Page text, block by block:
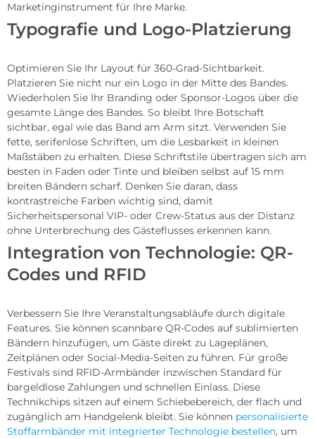
Marketinginstrument für Ihre Marke.
Typografie und Logo-Platzierung
Optimieren Sie Ihr Layout für 360-Grad-Sichtbarkeit.
Platzieren Sie nicht nur ein Logo in der Mitte des Bandes.
Wiederholen Sie Ihr Branding oder Sponsor-Logos über die
gesamte Länge des Bandes. So bleibt Ihre Botschaft
sichtbar, egal wie das Band am Arm sitzt. Verwenden Sie
fette, serifenlose Schriften, um die Lesbarkeit in kleinen
Maßstäben zu erhalten. Diese Schriftstile übertragen sich am
besten in Faden oder Tinte und bleiben selbst auf 15 mm
breiten Bändern scharf. Denken Sie daran, dass
kontrastreiche Farben wichtig sind, damit
Sicherheitspersonal VIP- oder Crew-Status aus der Distanz
ohne Unterbrechung des Gästeflusses erkennen kann.
Integration von Technologie: QR-
Codes und RFID
Verbessern Sie Ihre Veranstaltungsabläufe durch digitale
Features. Sie können scannbare QR-Codes auf sublimierten
Bändern hinzufügen, um Gäste direkt zu Lageplänen,
Zeitplänen oder Social-Media-Seiten zu führen. Für große
Festivals sind RFID-Armbänder inzwischen Standard für
bargeldlose Zahlungen und schnellen Einlass. Diese
Technikchips sitzen auf einem Schiebebereich, der flach und
zugänglich am Handgelenk bleibt. Sie können personalisierte
Stoffarmbänder mit integrierter Technologie bestellen, um